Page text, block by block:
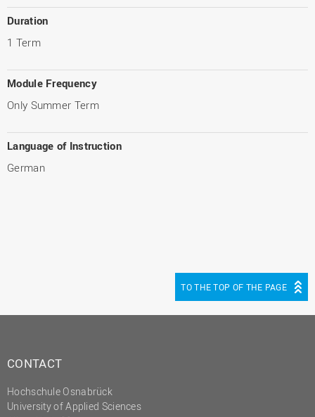
Duration
1 Term
Module Frequency
Only Summer Term
Language of Instruction
German
TO THE TOP OF THE PAGE
CONTACT
Hochschule Osnabrück
University of Applied Sciences